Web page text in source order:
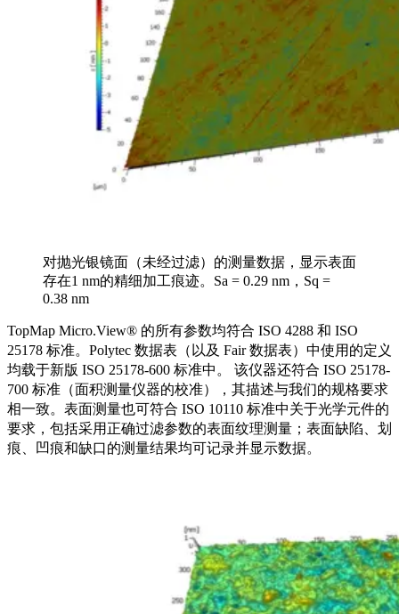
对抛光银镜面（未经过滤）的测量数据，显示表面
存在1 nm的精细加工痕迹。Sa = 0.29 nm，Sq =
0.38 nm
TopMap Micro.View® 的所有参数均符合 ISO 4288 和 ISO
25178 标准。Polytec 数据表（以及 Fair 数据表）中使用的定义
均载于新版 ISO 25178-600 标准中。 该仪器还符合 ISO 25178-
700 标准（面积测量仪器的校准），其描述与我们的规格要求
相一致。表面测量也可符合 ISO 10110 标准中关于光学元件的
要求，包括采用正确过滤参数的表面纹理测量；表面缺陷、划
痕、凹痕和缺口的测量结果均可记录并显示数据。